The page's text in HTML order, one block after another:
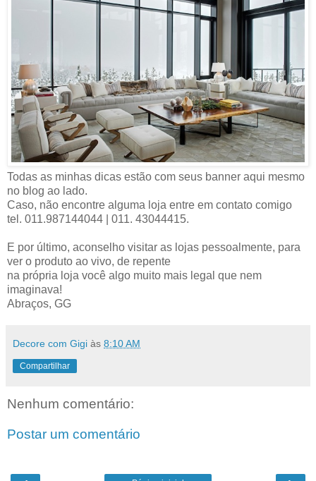
Todas as minhas dicas estão com seus banner aqui mesmo
no blog ao lado.
Caso, não encontre alguma loja entre em contato comigo
tel. 011.987144044 | 011. 43044415.
E por último, aconselho visitar as lojas pessoalmente, para
ver o produto ao vivo, de repente
na própria loja você algo muito mais legal que nem
imaginava!
Abraços, GG
Decore com Gigi às 8:10 AM
Compartilhar
Nenhum comentário:
Postar um comentário